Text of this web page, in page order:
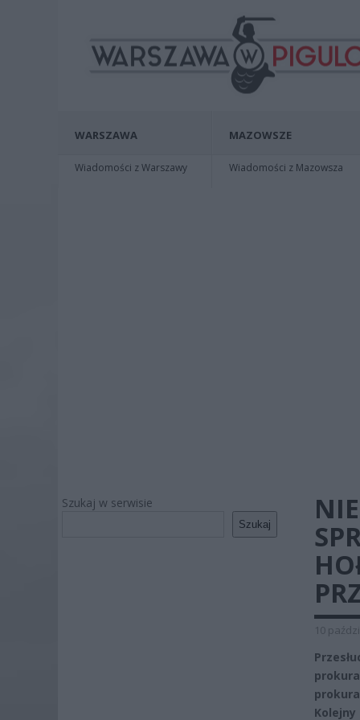
WARSZAWA
Wiadomości z Warszawy
MAZOWSZE
Wiadomości z Mazowsza
Szukaj w serwisie
Szukaj
10